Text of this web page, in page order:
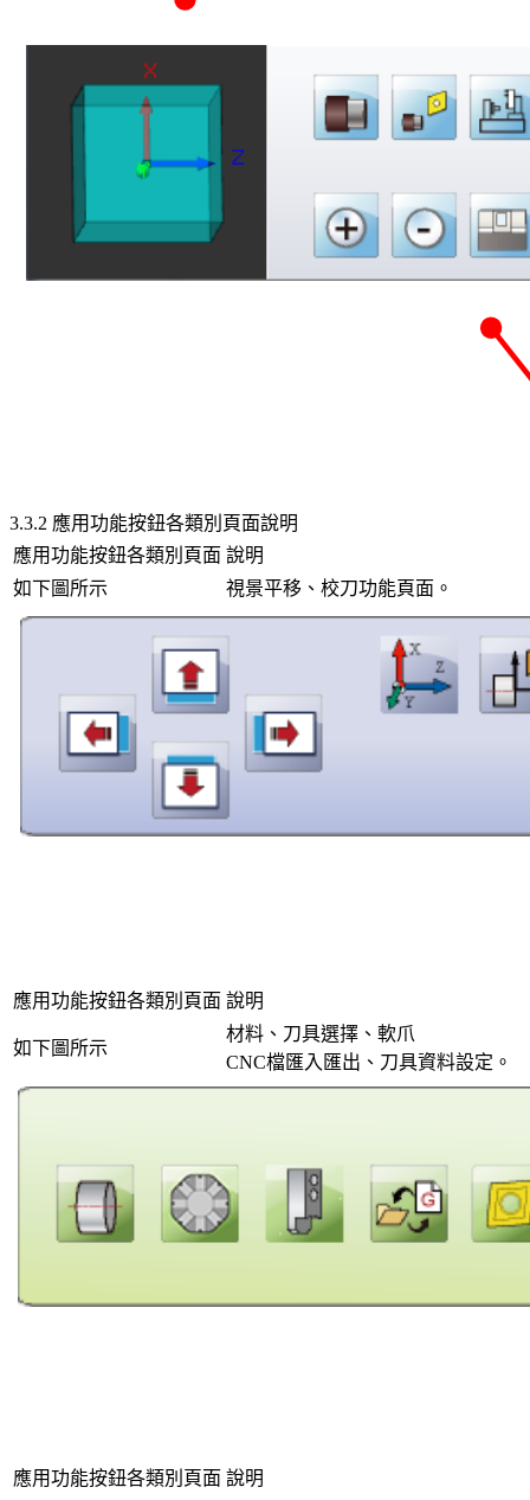
3.3.2 應用功能按鈕各類別頁面說明
應用功能按鈕各類別頁面 說明
如下圖所示
視景平移、校刀功能頁面。
應用功能按鈕各類別頁面 說明
如下圖所示
材料、刀具選擇、軟爪
CNC檔匯入匯出、刀具資料設定。
應用功能按鈕各類別頁面 說明